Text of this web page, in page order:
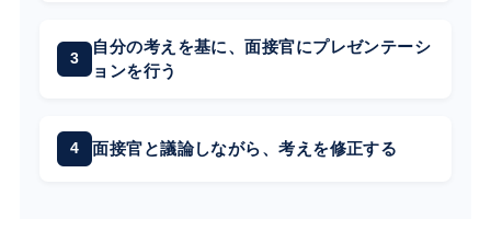
自分の考えを基に、面接官にプレゼンテーシ
ョンを行う
面接官と議論しながら、考えを修正する